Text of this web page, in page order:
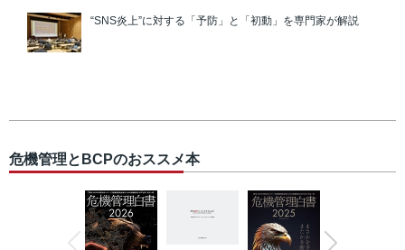
“SNS炎上”に対する「予防」と「初動」を専門家が解説
危機管理とBCPのおススメ本